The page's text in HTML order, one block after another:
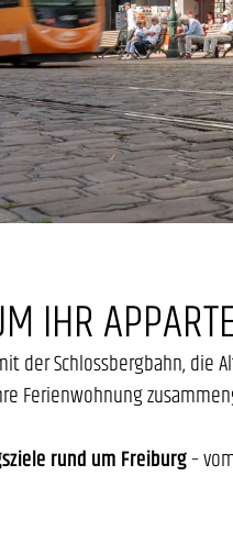
IHR
der Schlossbergbahn,
Ferienwohnung
rund um Freiburg–